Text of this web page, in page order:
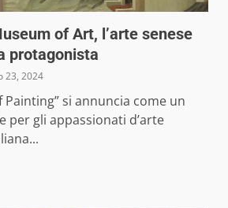
of Art, l’arte senese
protagonista
23, 2024
Painting” si annuncia come un
per gli appassionati d’arte